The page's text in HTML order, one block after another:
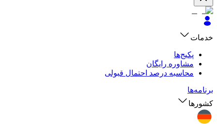
خدمات
پکیج‌ها
مشاوره رایگان
محاسبه درصد احتمال قبولی
برنامه‌ها
کشورها